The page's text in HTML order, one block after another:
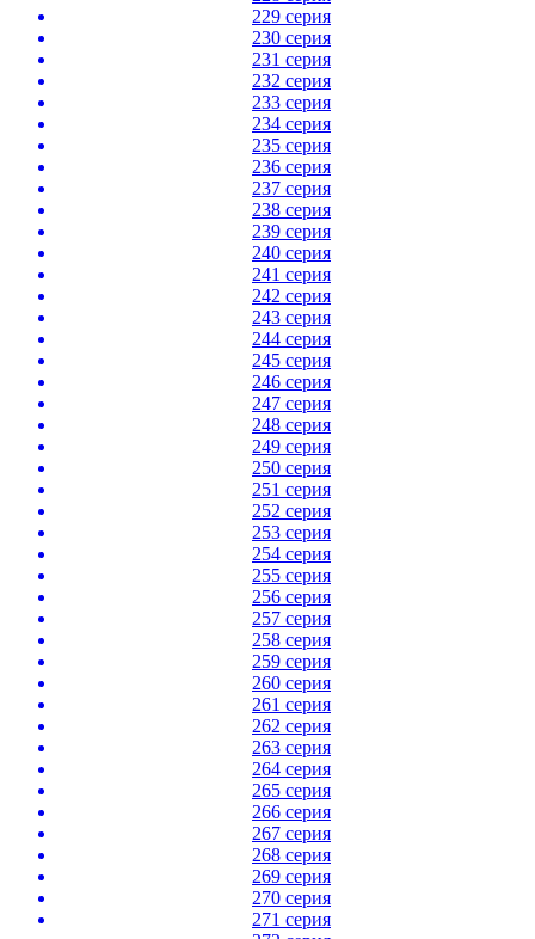
229 серия
230 серия
231 серия
232 серия
233 серия
234 серия
235 серия
236 серия
237 серия
238 серия
239 серия
240 серия
241 серия
242 серия
243 серия
244 серия
245 серия
246 серия
247 серия
248 серия
249 серия
250 серия
251 серия
252 серия
253 серия
254 серия
255 серия
256 серия
257 серия
258 серия
259 серия
260 серия
261 серия
262 серия
263 серия
264 серия
265 серия
266 серия
267 серия
268 серия
269 серия
270 серия
271 серия